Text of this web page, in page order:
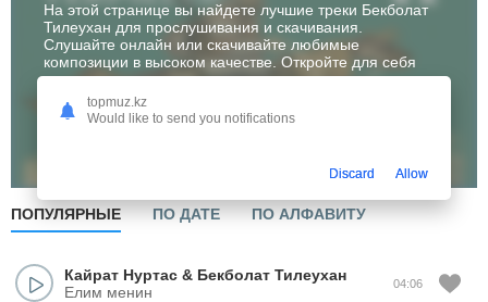
На этой странице вы найдете лучшие треки Бекболат
Тилеухан для прослушивания и скачивания.
Слушайте онлайн или скачивайте любимые
композиции в высоком качестве. Откройте для себя
творчество одного из самых перспективных артистов
Казахстана!
ПОПУЛЯРНЫЕ ПО ДАТЕ ПО АЛФАВИТУ
Кайрат Нуртас & Бекболат Тилеухан
Елим менин
04:06
topmuz.kz
Would like to send you notifications
Discard Allow